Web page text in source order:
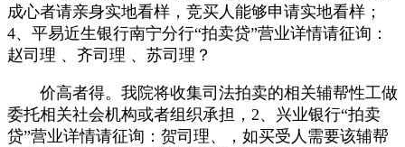
成心者请亲身实地看样，竞买人能够申请实地看样；
4、平易近生银行南宁分行“拍卖贷”营业详情请征询：
赵司理 、齐司理 、苏司理？
价高者得。我院将收集司法拍卖的相关辅帮性工做
委托相关社会机构或者组织承担，2、兴业银行“拍卖
贷”营业详情请征询：贺司理、，如买受人需要该辅帮